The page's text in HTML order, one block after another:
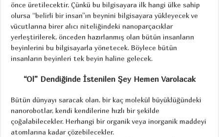
önce üretilecektir. Çünkü bu bilgisayara ilk hangi ülke sahip
olursa “belirli bir insan”ın beynini bilgisayara yükleyecek ve
vücutlarına birer alıcı niteliğindeki nanoparçacıklar
yerleştirilerek, önceden hazırlanmış olan bütün insanların
beyinlerini bu bilgisayarla yönetecek. Böylece bütün
insanların beyinleri tek beyin haline gelecek.
“Ol” Dendiğinde İstenilen Şey Hemen Varolacak
Bütün dünyayı saracak olan, bir kaç molekül büyüklüğündeki
nanorobotlar, kendi kendilerine hızlı bir şekilde
çoğalabilecekler. Herhangi bir organik veya inorganik maddeyi
atomlarına kadar çözebilecekler.